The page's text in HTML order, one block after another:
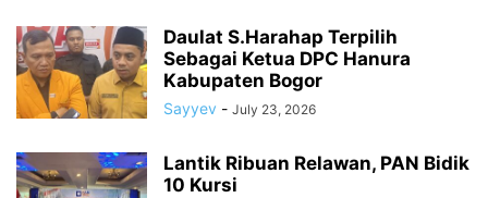
Daulat S.Harahap Terpilih
Sebagai Ketua DPC Hanura
Kabupaten Bogor
Sayyev - July 23, 2026
Lantik Ribuan Relawan, PAN Bidik
10 Kursi